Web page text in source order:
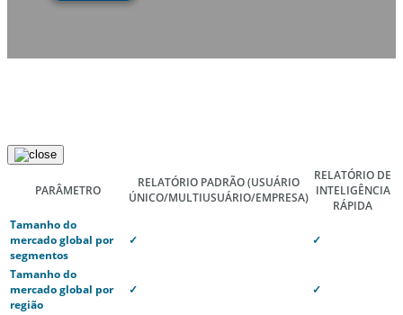
PARÂMETRO
RELATÓRIO PADRÃO(USUÁRIO
ÚNICO/MULTIUSUÁRIO/EMPRESA)
RELATÓRIO DE
INTELIGÊNCIA
RÁPIDA
Tamanho do
mercado global por
segmentos
✓ ✓
Tamanho do
mercado global por
região
✓ ✓